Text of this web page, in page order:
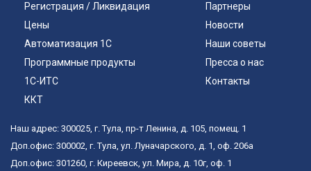
Регистрация / Ликвидация
Цены
Автоматизация 1С
Программные продукты
1С-ИТС
ККТ
Партнеры
Новости
Наши советы
Пресса о нас
Контакты
Наш адрес: 300025, г. Тула, пр-т Ленина, д. 105, помещ. 1
Доп.офис: 300002, г. Тула, ул. Луначарского, д. 1, оф. 206а
Доп.офис: 301260, г. Киреевск, ул. Мира, д. 10г, оф. 1